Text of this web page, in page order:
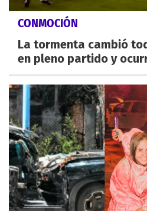
CONMOCIÓN
La tormenta cambió
en pleno partido y